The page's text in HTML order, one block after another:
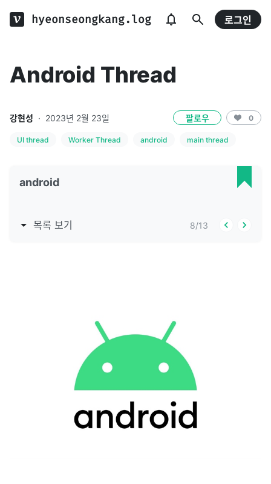
hyeonseongkang.log 로그인
Android Thread
강현성 · 2023년 2월 23일 팔로우 0
UI thread Worker Thread android main thread
android
목록 보기 8/13